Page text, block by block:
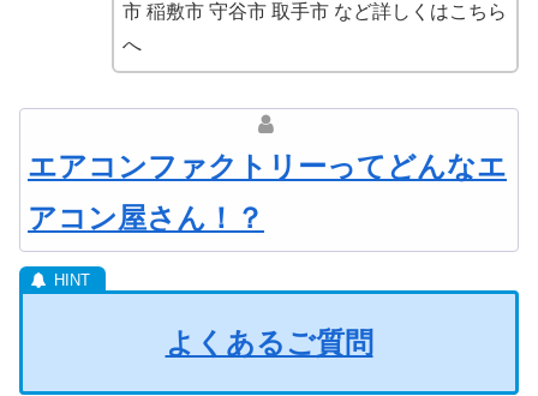
市 稲敷市 守谷市 取手市 など詳しくはこちら
へ
エアコンファクトリーってどんなエ
アコン屋さん！？
よくあるご質問